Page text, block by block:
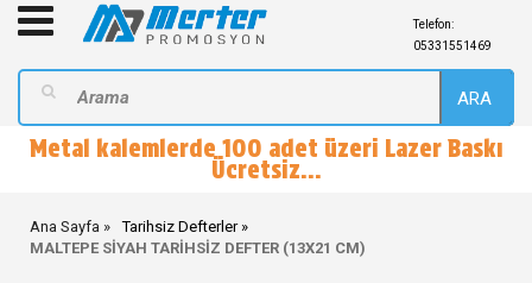
Telefon:
05331551469
ARA
Metal kalemlerde 100 adet üzeri Lazer Baskı
Ücretsiz...
Ana Sayfa
Tarihsiz Defterler
MALTEPE SİYAH TARİHSİZ DEFTER (13X21 CM)